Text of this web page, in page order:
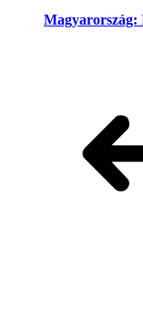
Magyarország: